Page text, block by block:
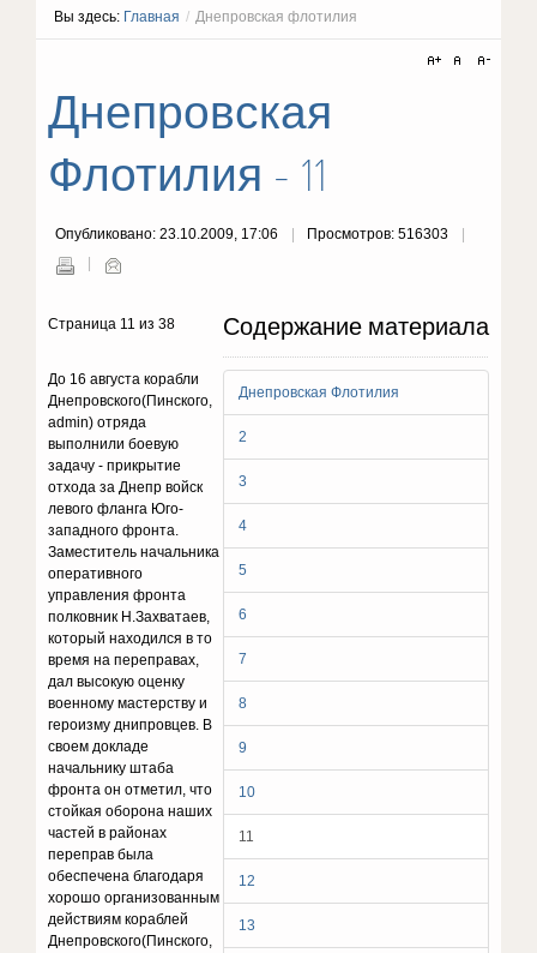
Вы здесь: Главная / Днепровская флотилия
Днепровская
Флотилия - 11
Опубликовано: 23.10.2009, 17:06 Просмотров: 516303
Содержание материала
Днепровская Флотилия
2
3
4
5
6
7
8
9
10
11
12
13
Страница 11 из 38
До 16 августа корабли
Днепровского(Пинского,
admin) отряда
выполнили боевую
задачу - прикрытие
отхода за Днепр войск
левого фланга Юго-
западного фронта.
Заместитель начальника
оперативного
управления фронта
полковник Н.Захватаев,
который находился в то
время на переправах,
дал высокую оценку
военному мастерству и
героизму днипровцев. В
своем докладе
начальнику штаба
фронта он отметил, что
стойкая оборона наших
частей в районах
переправ была
обеспечена благодаря
хорошо организованным
действиям кораблей
Днепровского(Пинского,